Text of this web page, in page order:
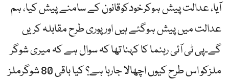
آیا، عدالت پیش ہوکرخودکوقانون کے سامنے پیش کیا، ہم
عدالت میں پیش ہوگئے ہیں اور پوری طرح مقابلہ کریں
گے۔پی ٹی آئی رہنما کا کہنا تھا کہ سوال ہے کہ میری شوگر
ملزکو اس طرح کیوں اچھالا جارہا ہے؟ کیا باقی 80 شوگرملز